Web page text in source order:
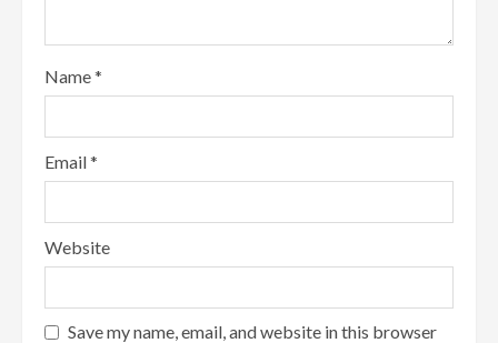
Name*
Email*
Website
Save my name, email, and website in this browser